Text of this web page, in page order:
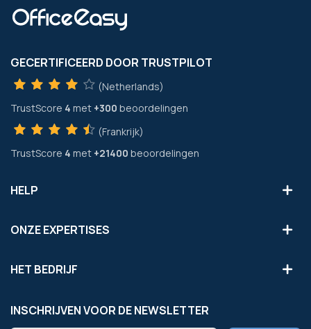
GECERTIFICEERD DOOR TRUSTPILOT
(Netherlands)
TrustScore 4 met +300 beoordelingen
(Frankrijk)
TrustScore 4 met +21400 beoordelingen
HELP
ONZE EXPERTISES
HET BEDRIJF
INSCHRIJVEN VOOR DE NEWSLETTER